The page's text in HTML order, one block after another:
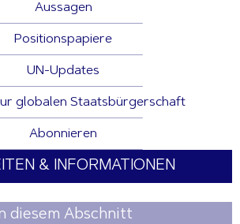
Aussagen
Positionspapiere
UN-Updates
globalen Staatsbürgerschaft
Abonnieren
& INFORMATIONEN
diesem Abschnitt